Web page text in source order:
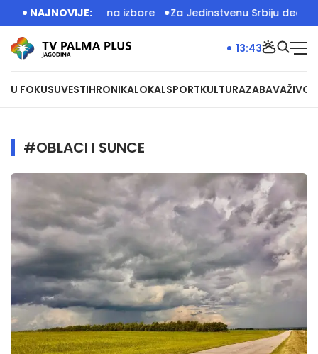
NAJNOVIJE:
izlazak na izbore Za Jedinstvenu Srbiju deca su
U FOKUSUVESTIHRONIKALOKALSPORTKULTURAZABAVAŽIVOT
13:43
#OBLACI I SUNCE